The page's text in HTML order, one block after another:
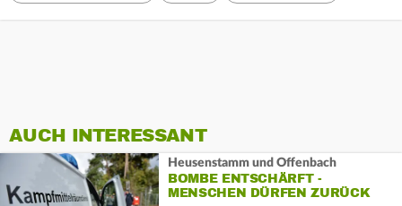
AUCH INTERESSANT
Heusenstamm und Offenbach
BOMBE ENTSCHÄRFT -
MENSCHEN DÜRFEN ZURÜCK